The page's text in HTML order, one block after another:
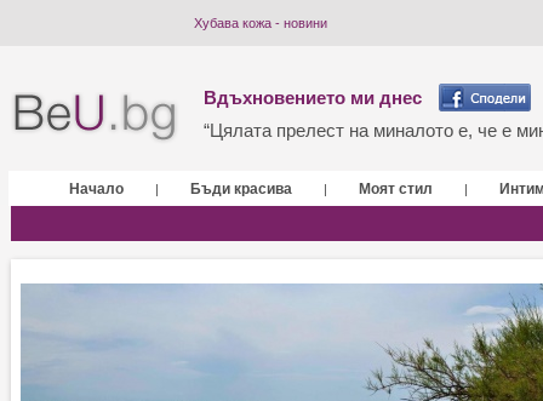
Хубава кожа - новини
Вдъхновението ми днес
“Цялата прелест на миналото е, че е
Начало | Бъди красива | Моят стил |